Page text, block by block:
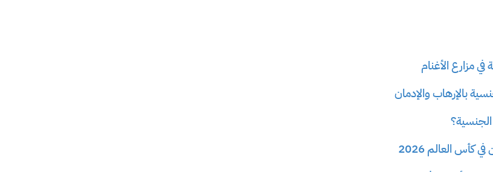
مزارع الأغنام
بالإرهاب والإدمان
كأس العالم 2026